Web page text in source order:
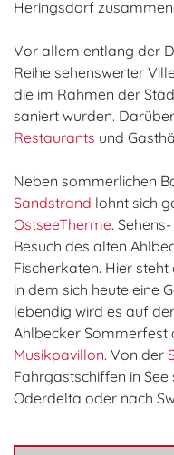
Heringsdorf
Vor allem entlang der
Reihe sehenswerter
die im Rahmen der
saniert wurden.
Restaurants und
Neben sommerlichen
Sandstrand lohnt sich
OstseeTherme.
Besuch des alten
Fischerkaten. Hier
in dem sich heute eine
lebendig wird es auf der
Ahlbecker Sommerfest
Musikpavillon. Von der
Fahrgastschiffen in
Oderdelta oder nach